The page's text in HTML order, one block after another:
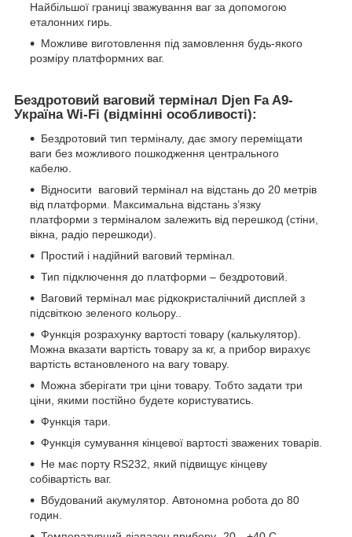
Найбільшої границі зважування ваг за допомогою
еталонних гирь.
Можливе виготовлення під замовлення будь-якого
розміру платформних ваг.
Бездротовий ваговий термінал Djen Fa A9-
Україна Wi-Fi (відмінні особливості):
Бездротовий тип терміналу, дає змогу переміщати
ваги без можливого пошкодження центрального
кабелю.
Відносити ваговий термінал на відстань до 20 метрів
від платформи. Максимальна відстань з’язку
платформи з терміналом залежить від перешкод (стіни,
вікна, радіо перешкоди).
Простий і надійний ваговий термінал.
Тип підключення до платформи – бездротовий.
Ваговий термінал має рідкокристалічний дисплей з
підсвіткою зеленого кольору..
Функція розрахунку вартості товару (калькулятор).
Можна вказати вартість товару за кг, а прибор вирахує
вартість встановленого на вагу товару.
Можна зберігати три ціни товару. Тобто задати три
ціни, якими постійно будете користуватись.
Функція тари.
Функція сумування кінцевої вартості зважених товарів.
Не має порту RS232, який підвищує кінцеву
собівартість ваг.
Вбудований акумулятор. Автономна робота до 80
годин.